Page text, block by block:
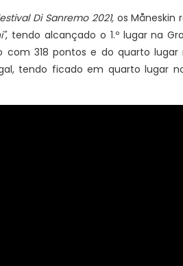
Di Sanremo 2021,os Måneskin
, tendo alcançado o 1.º lugar na
com 318 pontos e do quarto
tendo ficado em quarto lugar